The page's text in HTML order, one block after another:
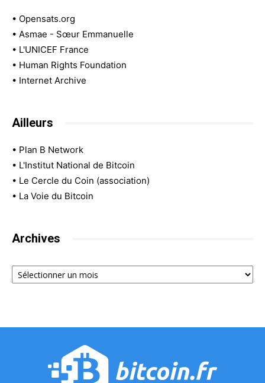
• Opensats.org
• Asmae - Sœur Emmanuelle
• L'UNICEF France
• Human Rights Foundation
• Internet Archive
Ailleurs
• Plan B Network
• L'Institut National de Bitcoin
• Le Cercle du Coin (association)
• La Voie du Bitcoin
Archives
Archives